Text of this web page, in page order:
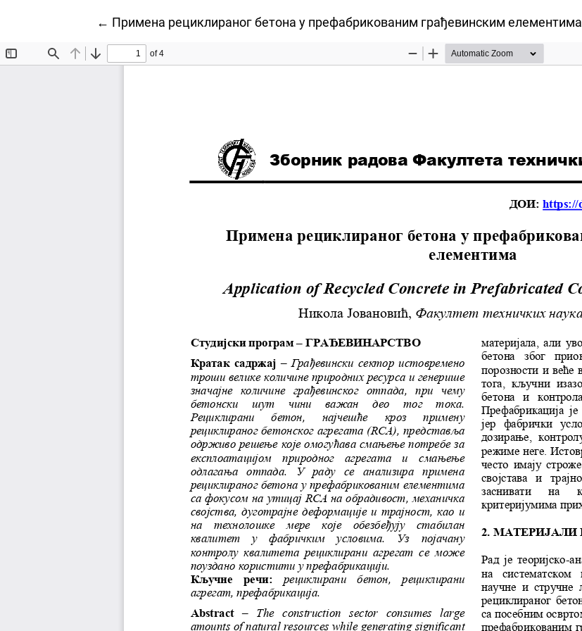
← Povratak na detalje članka
Примена рециклираног бетона у префабрикованим грађевинским елементима